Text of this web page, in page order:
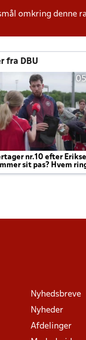
omkring denne
fra DBU
nr.10 efter
sit pas? Hvem
til efter kampe?
Nyhedsbreve
Nyheder
Afdelinger